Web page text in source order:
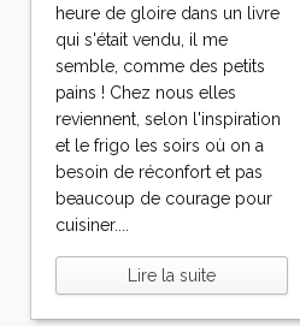
heure de gloire dans un livre
qui s'était vendu, il me
semble, comme des petits
pains ! Chez nous elles
reviennent, selon l'inspiration
et le frigo les soirs où on a
besoin de réconfort et pas
beaucoup de courage pour
cuisiner....
Lire la suite
Abonnez-vous
nouveaux articles
E
m
i
l
Catégories
Salé
Bavardages